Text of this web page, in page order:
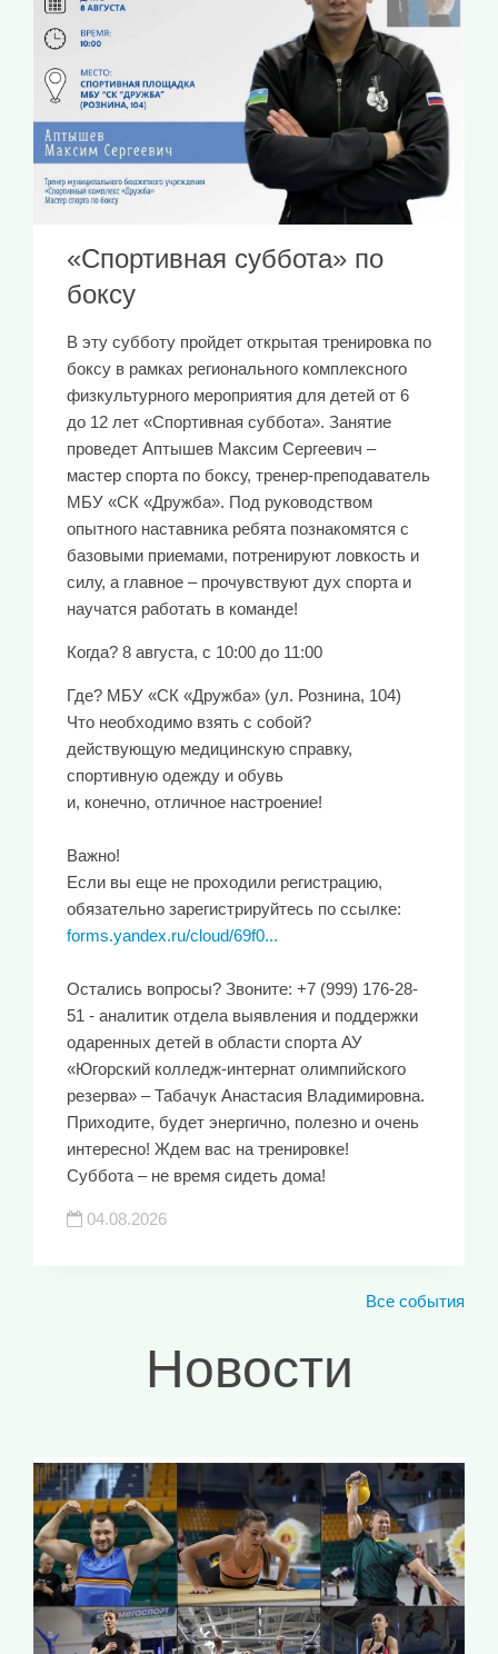
«Спортивная суббота» по
боксу
В эту субботу пройдет открытая тренировка по
боксу в рамках регионального комплексного
физкультурного мероприятия для детей от 6
до 12 лет «Спортивная суббота». Занятие
проведет Аптышев Максим Сергеевич –
мастер спорта по боксу, тренер-преподаватель
МБУ «СК «Дружба». Под руководством
опытного наставника ребята познакомятся с
базовыми приемами, потренируют ловкость и
силу, а главное – прочувствуют дух спорта и
научатся работать в команде!
Когда? 8 августа, с 10:00 до 11:00
Где? МБУ «СК «Дружба» (ул. Рознина, 104)
Что необходимо взять с собой?
действующую медицинскую справку,
спортивную одежду и обувь
и, конечно, отличное настроение!
Важно!
Если вы еще не проходили регистрацию,
обязательно зарегистрируйтесь по ссылке:
forms.yandex.ru/cloud/69f0...
Остались вопросы? Звоните: +7 (999) 176-28-
51 - аналитик отдела выявления и поддержки
одаренных детей в области спорта АУ
«Югорский колледж-интернат олимпийского
резерва» – Табачук Анастасия Владимировна.
Приходите, будет энергично, полезно и очень
интересно! Ждем вас на тренировке!
Суббота – не время сидеть дома!
04.08.2026
Все события
Новости